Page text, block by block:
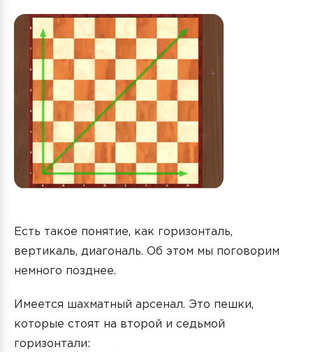
Есть такое понятие, как горизонталь,
вертикаль, диагональ. Об этом мы поговорим
немного позднее.
Имеется шахматный арсенал. Это пешки,
которые стоят на второй и седьмой
горизонтали: